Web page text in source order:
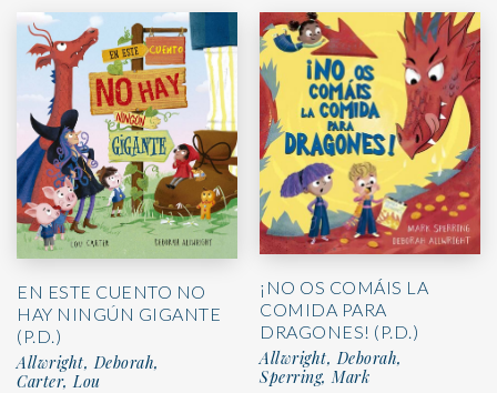
EN ESTE CUENTO NO
HAY NINGÚN GIGANTE
(P.D.)
Allwright, Deborah,
Carter, Lou
¡NO OS COMÁIS LA
COMIDA PARA
DRAGONES! (P.D.)
Allwright, Deborah,
Sperring, Mark